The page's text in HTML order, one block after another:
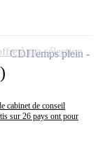
cabinet de conseil
sur 26 pays ont pour
CDITemps plein
à ma sélection